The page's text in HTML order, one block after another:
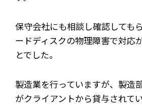
保守会社にも相談し確認しても
ードディスクの物理障害で対応
とでした。
製造業を行っていますが、製造
がクライアントから貸与されて